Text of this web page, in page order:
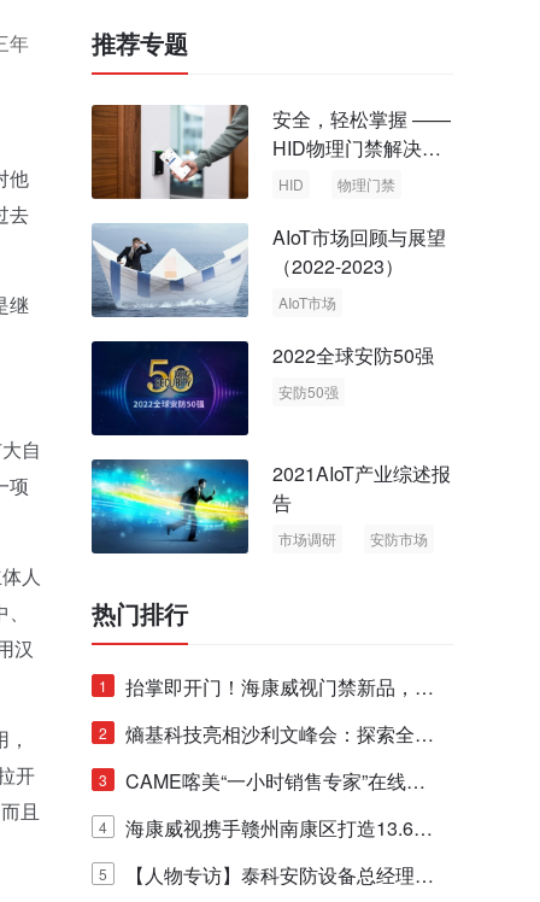
年
他
去
继
自
项
人
汉
开
且
推荐专题
安全，轻松掌握 ——
HID物理门禁解决方
案，启动智慧安全新
HID 物理门禁
AIoT市场回顾与展望
（2022-2023）
AIoT市场
2022全球安防50强
安防50强
2021AIoT产业综述报
告
市场调研
安防市场
热门排行
1
抬掌即开门！海康威视门禁新品，不
止认人脸，更认"掌"中静脉！
2
熵基科技亮相沙利文峰会：探索全栈
脑机技术商业化生态新路径
3
CAME喀美“一小时销售专家”在线赋
能培训正式启动！
4
海康威视携手赣州南康区打造13.6公
里绿波网
5
【人物专访】泰科安防设备总经理张